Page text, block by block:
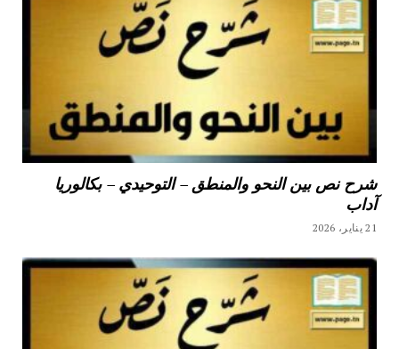
شرح نص بين النحو والمنطق – التوحيدي – بكالوريا
آداب
21 يناير، 2026